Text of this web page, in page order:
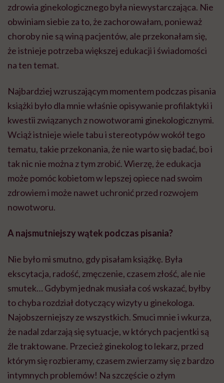
zdrowia ginekologicznego była niewystarczająca. Nie
obwiniam siebie za to, że zachorowałam, ponieważ
choroby nie są winą pacjentów, ale przekonałam się,
że istnieje potrzeba większej edukacji i świadomości
na ten temat.
Najbardziej wzruszającym momentem podczas pisania
książki było dla mnie właśnie opisywanie profilaktyki i
kwestii związanych z nowotworami ginekologicznymi.
Wciąż istnieje wiele tabu i stereotypów wokół tego
tematu, takie przekonania, że nie warto się badać, bo i
tak nic nie można z tym zrobić. Wierzę, że edukacja
może pomóc kobietom w lepszej opiece nad swoim
zdrowiem i może nawet uchronić przed rozwojem
nowotworu.
A najsmutniejszy wątek podczas pisania?
Nie było mi smutno, gdy pisałam książkę. Była
ekscytacja, radość, zmęczenie, czasem złość, ale nie
smutek… Gdybym jednak musiała coś wskazać, byłby
to chyba rozdział dotyczący wizyty u ginekologa.
Najobszerniejszy ze wszystkich. Smuci mnie i wkurza,
że nadal zdarzają się sytuacje, w których pacjentki są
źle traktowane. Przecież ginekolog to lekarz, przed
którym się rozbieramy, czasem zwierzamy się z bardzo
intymnych problemów! Na szczęście o złym